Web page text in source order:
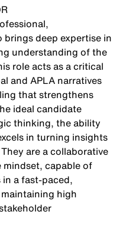
deep expertise in
understanding of the
role acts as a critical
and APLA narratives
that strengthens
ideal candidate
thinking, the ability
in turning insights
are a collaborative
capable of
a fast-paced,
high